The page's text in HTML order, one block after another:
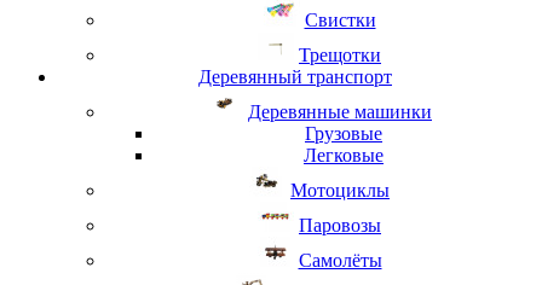
Свистки
Трещотки
Деревянный транспорт
Деревянные машинки
Грузовые
Легковые
Мотоциклы
Паровозы
Самолёты